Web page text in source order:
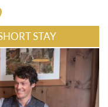
STAY